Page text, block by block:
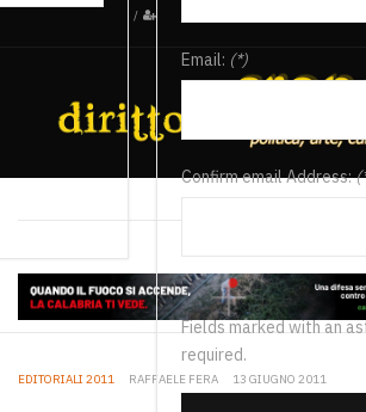
/
Email: (*)
Confirm email Address:
Fields marked with an
required.
EDITORIALI 2011 RAFFAELE FERA 13 GIUGNO 2011